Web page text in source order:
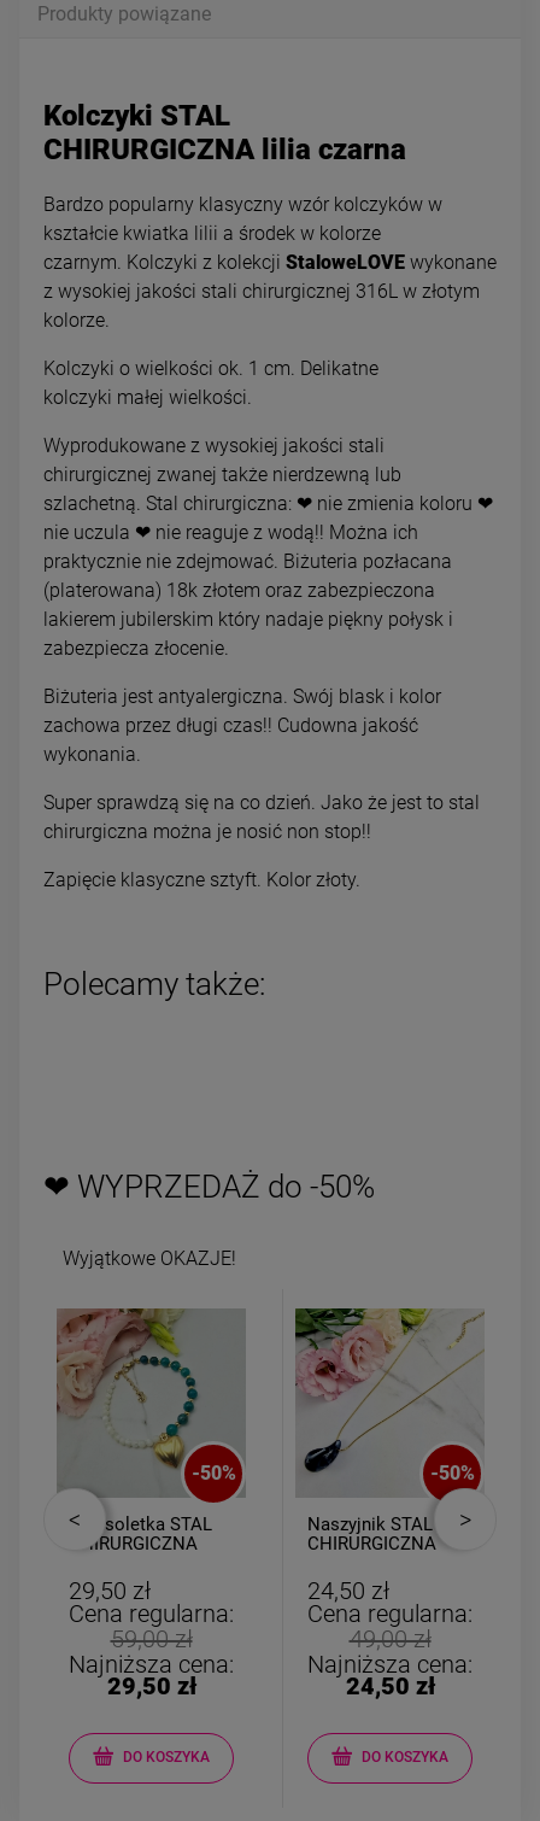
Produkty powiązane
Kolczyki STAL
CHIRURGICZNA lilia czarna
Bardzo popularny klasyczny wzór kolczyków w
kształcie kwiatka lilii a środek w kolorze
czarnym. Kolczyki z kolekcji StaloweLOVE wykonane
z wysokiej jakości stali chirurgicznej 316L w złotym
kolorze.
Kolczyki o wielkości ok. 1 cm. Delikatne
kolczyki małej wielkości.
Wyprodukowane z wysokiej jakości stali
chirurgicznej zwanej także nierdzewną lub
szlachetną. Stal chirurgiczna: ❤ nie zmienia koloru ❤
nie uczula ❤ nie reaguje z wodą!! Można ich
praktycznie nie zdejmować. Biżuteria pozłacana
(platerowana) 18k złotem oraz zabezpieczona
lakierem jubilerskim który nadaje piękny połysk i
zabezpiecza złocenie.
Biżuteria jest antyalergiczna. Swój blask i kolor
zachowa przez długi czas!! Cudowna jakość
wykonania.
Super sprawdzą się na co dzień. Jako że jest to stal
chirurgiczna można je nosić non stop!!
Zapięcie klasyczne sztyft. Kolor złoty.
Polecamy także:
❤ WYPRZEDAŻ do -50%
Wyjątkowe OKAZJE!
-50%
Bransoletka STAL
CHIRURGICZNA
serce złote
29,50 zł
Cena regularna:
59,00 zł
Najniższa cena:
29,50 zł
DO KOSZYKA
-50%
Naszyjnik STAL
CHIRURGICZNA
kamień marmur
czarny
24,50 zł
Cena regularna:
49,00 zł
Najniższa cena:
24,50 zł
DO KOSZYKA